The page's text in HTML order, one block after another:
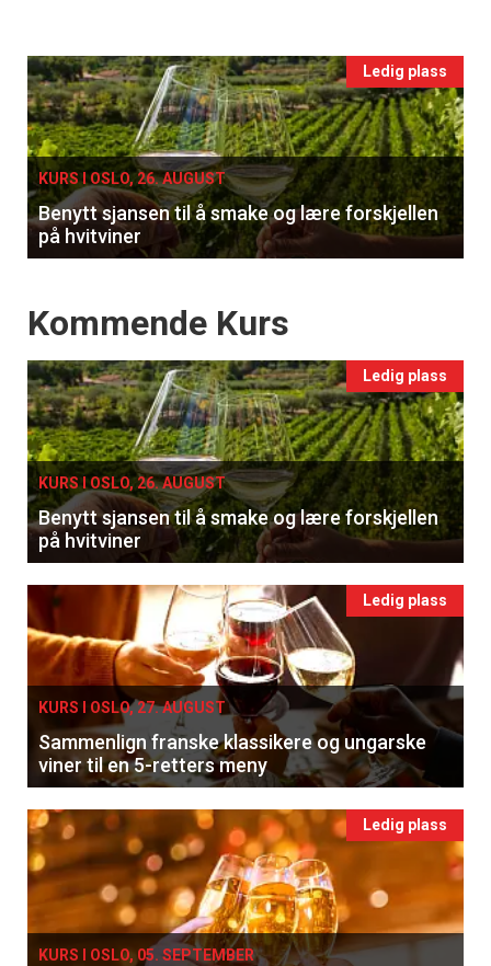
Events
single
Ledig plass
KURS I OSLO, 26. AUGUST
Benytt sjansen til å smake og lære forskjellen
på hvitviner
Events
Kommende Kurs
Ledig plass
KURS I OSLO, 26. AUGUST
Benytt sjansen til å smake og lære forskjellen
på hvitviner
Ledig plass
KURS I OSLO, 27. AUGUST
Sammenlign franske klassikere og ungarske
viner til en 5-retters meny
Ledig plass
KURS I OSLO, 05. SEPTEMBER